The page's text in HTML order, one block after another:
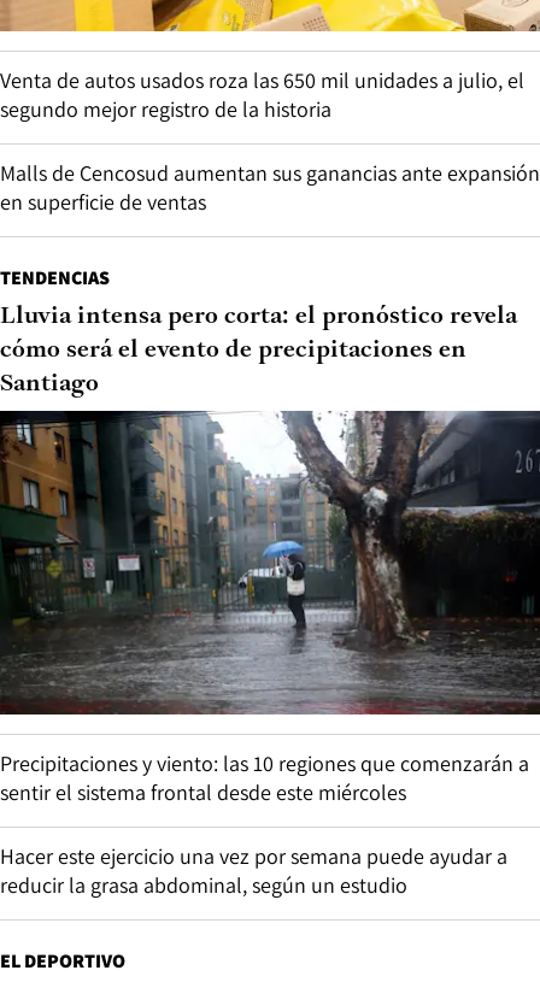
Venta de autos usados roza las 650 mil unidades a julio, el
segundo mejor registro de la historia
Malls de Cencosud aumentan sus ganancias ante expansión
en superficie de ventas
TENDENCIAS
Lluvia intensa pero corta: el pronóstico revela
cómo será el evento de precipitaciones en
Santiago
Precipitaciones y viento: las 10 regiones que comenzarán a
sentir el sistema frontal desde este miércoles
Hacer este ejercicio una vez por semana puede ayudar a
reducir la grasa abdominal, según un estudio
EL DEPORTIVO